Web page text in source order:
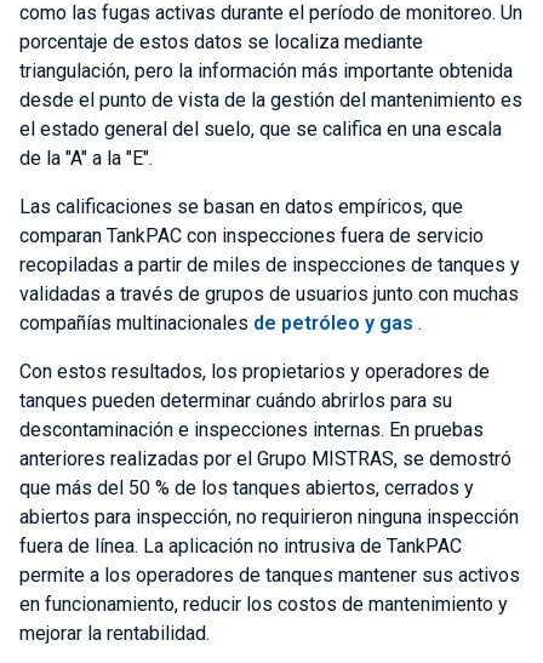
como las fugas activas durante el período de monitoreo. Un
porcentaje de estos datos se localiza mediante
triangulación, pero la información más importante obtenida
desde el punto de vista de la gestión del mantenimiento es
el estado general del suelo, que se califica en una escala
de la "A" a la "E".
Las calificaciones se basan en datos empíricos, que
comparan TankPAC con inspecciones fuera de servicio
recopiladas a partir de miles de inspecciones de tanques y
validadas a través de grupos de usuarios junto con muchas
compañías multinacionales de petróleo y gas .
Con estos resultados, los propietarios y operadores de
tanques pueden determinar cuándo abrirlos para su
descontaminación e inspecciones internas. En pruebas
anteriores realizadas por el Grupo MISTRAS, se demostró
que más del 50 % de los tanques abiertos, cerrados y
abiertos para inspección, no requirieron ninguna inspección
fuera de línea. La aplicación no intrusiva de TankPAC
permite a los operadores de tanques mantener sus activos
en funcionamiento, reducir los costos de mantenimiento y
mejorar la rentabilidad.